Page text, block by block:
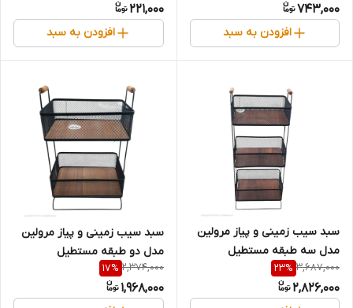
743,000
افزودن به سبد
221,000
افزودن به سبد
سبد سیب زمینی و پیاز مرولین
مدل سه طبقه مستطیل
3,687,000
23%
2,826,000
سبد سیب زمینی و پیاز مرولین
مدل دو طبقه مستطیل
2,374,000
17%
1,968,000